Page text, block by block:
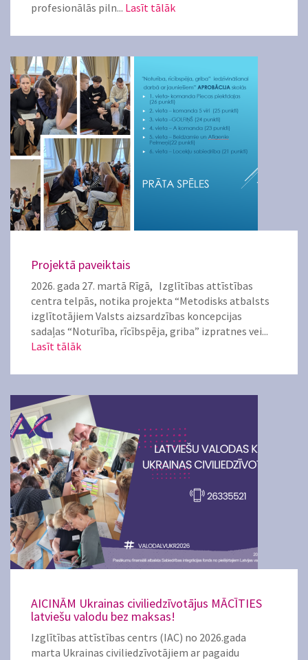
profesionālās piln... Lasīt tālāk
Projektā paveiktais
2026. gada 27. martā Rīgā, Izglītības attīstības
centra telpās, notika projekta “Metodisks atbalsts
izglītotājiem Valsts aizsardzības koncepcijas
sadaļas “Noturība, rīcībspēja, griba” izpratnes vei...
Lasīt tālāk
AICINĀM Ukrainas civiliedzīvotājus MĀCĪTIES
latviešu valodu bez maksas!
Izglītības attīstības centrs (IAC) no 2026.gada
marta Ukrainas civiliedzīvotājiem ar pagaidu